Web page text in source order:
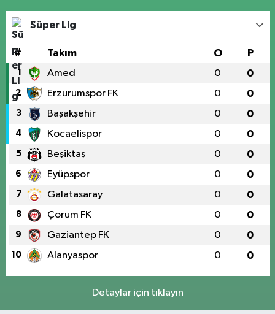
Süper Lig
# Takım O P
1 Amed 0 0
2 Erzurumspor FK 0 0
3 Başakşehir 0 0
4 Kocaelispor 0 0
5 Beşiktaş 0 0
6 Eyüpspor 0 0
7 Galatasaray 0 0
8 Çorum FK 0 0
9 Gaziantep FK 0 0
10 Alanyaspor 0 0
Detaylar için tıklayın